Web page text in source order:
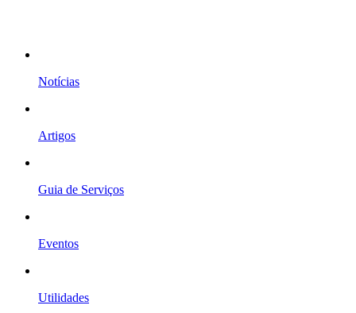
Notícias
Artigos
Guia de Serviços
Eventos
Utilidades